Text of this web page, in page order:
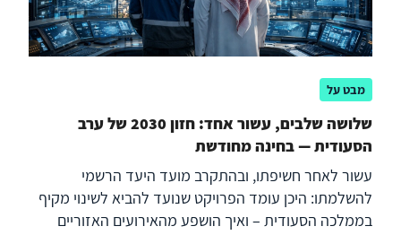
מבט על
שלושה שלבים, עשור אחד: חזון 2030 של ערב
הסעודית — בחינה מחודשת
עשור לאחר חשיפתו, ובהתקרב מועד היעד הרשמי
להשלמתו: היכן עומד הפרויקט שנועד להביא לשינוי מקיף
בממלכה הסעודית – ואיך הושפע מהאירועים האזוריים